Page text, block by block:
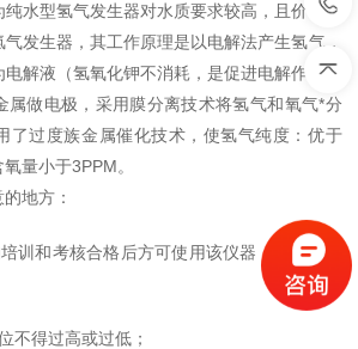
水型氢气发生器对水质要求较高，且价格较
发生器，其工作原理是以电解法产生氢气，
解液（氢氧化钾不消耗，是促进电解作用，
属做电极，采用膜分离技术将氢气和氧气*分
了过度族金属催化技术，使氢气纯度：优于
量小于3PPM。
地方：
和考核合格后方可使用该仪器，未经允许
得过高或过低；